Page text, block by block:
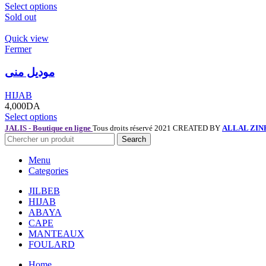
Select options
Sold out
Quick view
Fermer
موديل منى
HIJAB
4,000DA
Select options
JALIS - Boutique en ligne Tous droits réservé 2021 CREATED BY ALLAL
Search
Menu
Categories
JILBEB
HIJAB
ABAYA
CAPE
MANTEAUX
FOULARD